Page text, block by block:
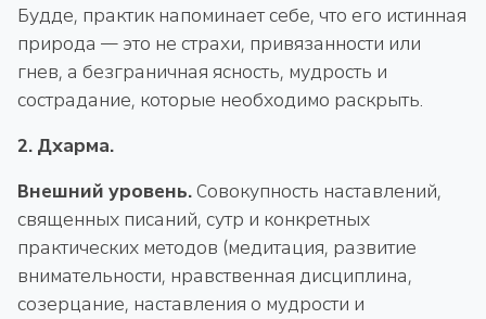
Будде, практик напоминает себе, что его истинная
природа — это не страхи, привязанности или
гнев, а безграничная ясность, мудрость и
сострадание, которые необходимо раскрыть.
2. Дхарма.
Внешний уровень.Совокупность наставлений,
священных писаний, сутр и конкретных
практических методов (медитация, развитие
внимательности, нравственная дисциплина,
созерцание, наставления о мудрости и